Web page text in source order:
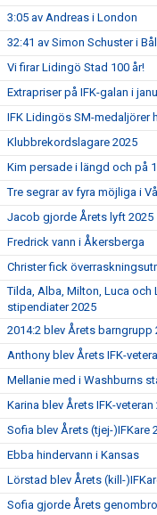
3:05 av Andreas i London
32:41 av Simon Schuster i
Vi firar Lidingö Stad 100 år!
Extrapriser på IFK-galan i
IFK Lidingös SM-medaljörer
Klubbrekordslagare 2025
Kim persade i längd och på
Tre segrar av fyra möjliga i
Jacob gjorde Årets lyft 2025
Fredrick vann i Åkersberga
Christer fick
Tilda, Alba, Milton, Luca och
stipendiater 2025
2014:2 blev Årets barngrupp
Anthony blev Årets IFK-
Mellanie med i Washburns
Karina blev Årets IFK-veteran
Sofia blev Årets (tjej-)IFKare
Ebba hindervann i Kansas
Lörstad blev Årets (kill-
Sofia gjorde Årets